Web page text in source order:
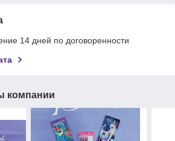
14 дней по договоренности
компании